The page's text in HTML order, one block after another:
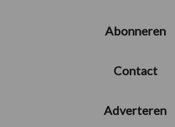
Abonneren
Contact
Adverteren